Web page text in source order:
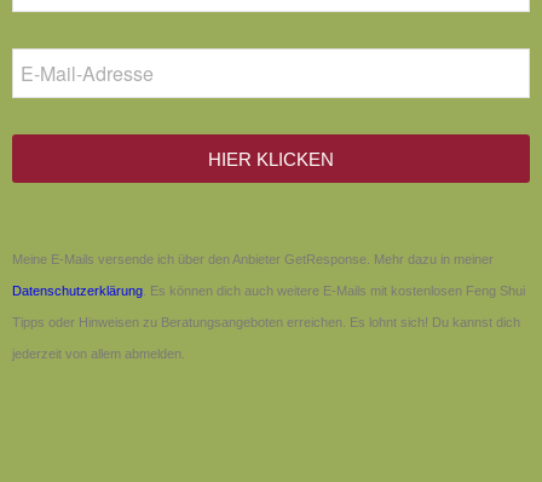
HIER KLICKEN
Meine E-Mails versende ich über den Anbieter GetResponse. Mehr dazu in meiner
Datenschutzerklärung . Es können dich auch weitere E-Mails mit kostenlosen Feng Shui
Tipps oder Hinweisen zu Beratungsangeboten erreichen. Es lohnt sich! Du kannst dich
jederzeit von allem abmelden.